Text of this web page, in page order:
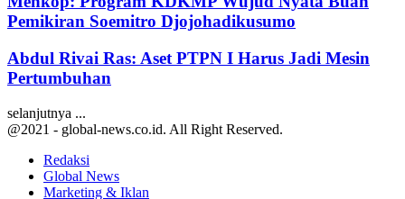
Pemikiran Soemitro Djojohadikusumo
Abdul Rivai Ras: Aset PTPN I Harus Jadi Mesin
Pertumbuhan
selanjutnya ...
@2021 - global-news.co.id. All Right Reserved.
Redaksi
Global News
Marketing & Iklan